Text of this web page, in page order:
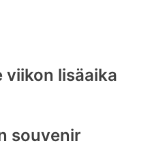
viikon lisäaika
souvenir